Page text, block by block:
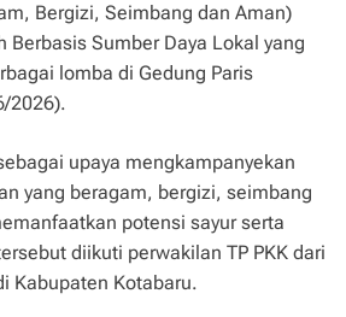
Bergizi, Seimbang dan Aman)
Berbasis Sumber Daya Lokal yang
lomba di Gedung Paris
2026).
upaya mengkampanyekan
yang beragam, bergizi, seimbang
potensi sayur serta
diikuti perwakilan TP PKK dari
Kabupaten Kotabaru.